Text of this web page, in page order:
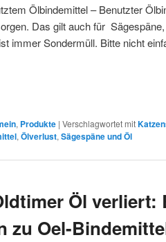
Ölbindemittel – Benutzter
Das gilt auch für
immer Sondermüll. Bitte nicht
, Produkte | Verschlagwortet mit
, Ölverlust, Sägespäne und Öl
Öl verliert:
zu Oel-